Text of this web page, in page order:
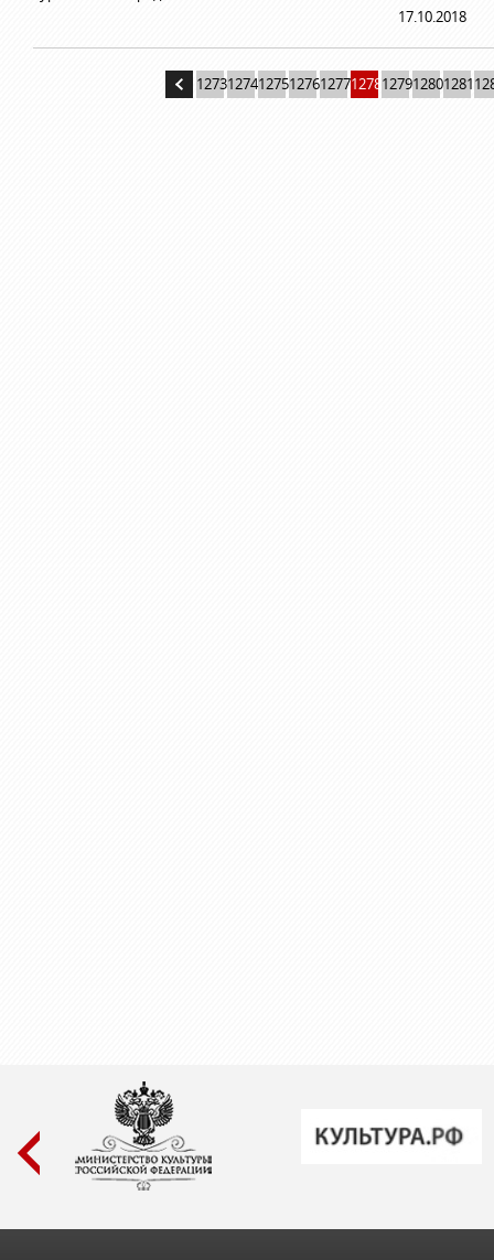
17.10.2018
127312741275127612771278 127912801281